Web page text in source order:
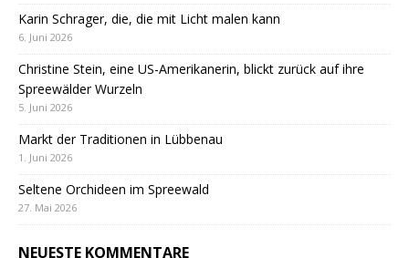
Karin Schrager, die, die mit Licht malen kann
6. Juni 2026
Christine Stein, eine US-Amerikanerin, blickt zurück auf ihre
Spreewälder Wurzeln
5. Juni 2026
Markt der Traditionen in Lübbenau
1. Juni 2026
Seltene Orchideen im Spreewald
27. Mai 2026
NEUESTE KOMMENTARE